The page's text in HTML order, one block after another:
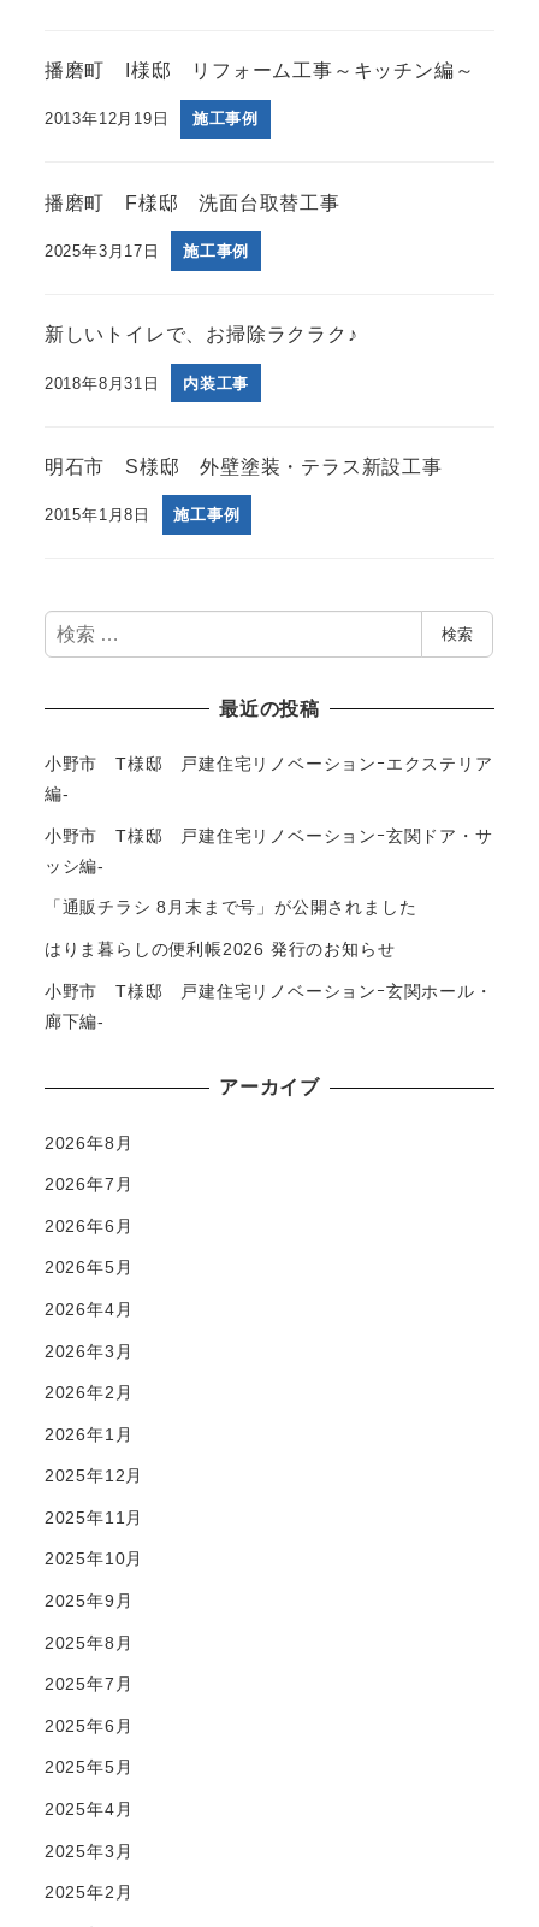
播磨町 I様邸 リフォーム工事～キッチン編～
2013年12月19日 施工事例
播磨町 F様邸 洗面台取替工事
2025年3月17日 施工事例
新しいトイレで、お掃除ラクラク♪
2018年8月31日 内装工事
明石市 S様邸 外壁塗装・テラス新設工事
2015年1月8日 施工事例
検
索
検索
最近の投稿
小野市 T様邸 戸建住宅リノベーションｰエクステリア
編-
小野市 T様邸 戸建住宅リノベーションｰ玄関ドア・サ
ッシ編-
「通販チラシ 8月末まで号」が公開されました
はりま暮らしの便利帳2026 発行のお知らせ
小野市 T様邸 戸建住宅リノベーションｰ玄関ホール・
廊下編-
アーカイブ
2026年8月
2026年7月
2026年6月
2026年5月
2026年4月
2026年3月
2026年2月
2026年1月
2025年12月
2025年11月
2025年10月
2025年9月
2025年8月
2025年7月
2025年6月
2025年5月
2025年4月
2025年3月
2025年2月